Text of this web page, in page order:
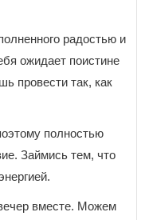
радостью и
ожидает поистине
провести так, как
полностью
Займись тем, что
вместе. Можем